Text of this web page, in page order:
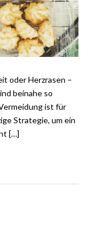
oder Herzrasen –
beinahe so
ist für
Strategie, um ein
[…]